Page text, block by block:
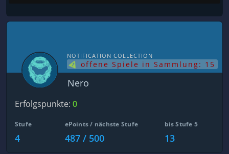
NOTIFICATION COLLECTION
offene Spiele in Sammlung: 15
Nero
Erfolgspunkte: 0
Stufe
4
ePoints / nächste Stufe
487 / 500
bis Stufe 5
13